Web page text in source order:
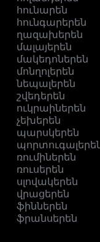
հունարեն
հունգարերեն
ղազախերեն
մալայերեն
մակեդոներեն
մոնղոլերեն
նեպալերեն
շվեդերեն
ուկրաիներեն
չեխերեն
պարսկերեն
ռումիներեն
ռուսերեն
սլովակերեն
վրացերեն
ֆիններեն
ֆրանսերեն